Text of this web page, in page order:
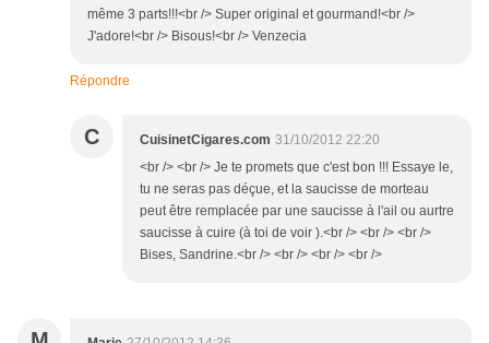
même 3 parts!!!<br /> Super original et gourmand!<br />
J'adore!<br /> Bisous!<br /> Venzecia
Répondre
C CuisinetCigares.com 31/10/2012 22:20
<br /> <br /> Je te promets que c'est bon !!! Essaye le,
tu ne seras pas déçue, et la saucisse de morteau
peut être remplacée par une saucisse à l'ail ou aurtre
saucisse à cuire (à toi de voir ).<br /> <br /> <br />
Bises, Sandrine.<br /> <br /> <br /> <br />